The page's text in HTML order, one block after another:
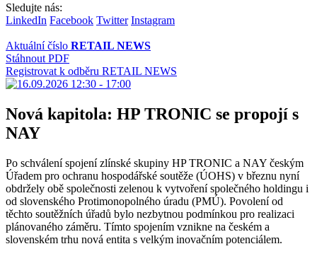
Sledujte nás:
LinkedIn Facebook Twitter Instagram
Aktuální číslo RETAIL NEWS
Stáhnout PDF
Registrovat k odběru RETAIL NEWS
Nová kapitola: HP TRONIC se propojí s
NAY
Po schválení spojení zlínské skupiny HP TRONIC a NAY českým
Úřadem pro ochranu hospodářské soutěže (ÚOHS) v březnu nyní
obdržely obě společnosti zelenou k vytvoření společného holdingu i
od slovenského Protimonopolného úradu (PMÚ). Povolení od
těchto soutěžních úřadů bylo nezbytnou podmínkou pro realizaci
plánovaného záměru. Tímto spojením vznikne na českém a
slovenském trhu nová entita s velkým inovačním potenciálem.